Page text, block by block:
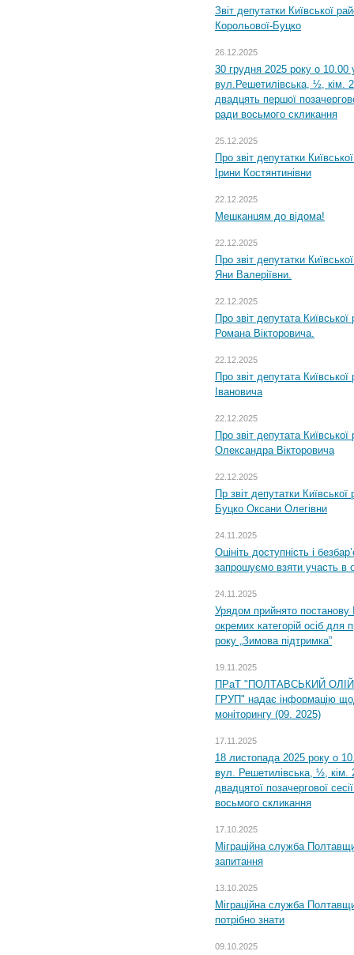
Звіт депутатки Київської
Корольової-Буцко
26.12.2025
30 грудня 2025 року о 10.00
вул.Решетилівська, ½, кім.
двадцять першої
ради восьмого скликання
25.12.2025
Про звіт депутатки
Ірини Костянтинівни
22.12.2025
Мешканцям до відома!
22.12.2025
Про звіт депутатки
Яни Валеріївни.
22.12.2025
Про звіт депутата
Романа Вікторовича.
22.12.2025
Про звіт депутата
Івановича
22.12.2025
Про звіт депутата
Олександра Вікторовича
22.12.2025
Пр звіт депутатки
Буцко Оксани Олегівни
24.11.2025
Оцініть доступність і
запрошуємо взяти участь в
24.11.2025
Урядом прийнято постанову
окремих категорій осіб для
року „Зимова підтримка”
19.11.2025
ПРаТ "ПОЛТАВСЬКИЙ
ГРУП" надає інформацію
моніторингу (09. 2025)
17.11.2025
18 листопада 2025 року о
вул. Решетилівська, ½, кім.
двадцятої позачергової
восьмого скликання
17.10.2025
Міграційна служба
запитання
13.10.2025
Міграційна служба
потрібно знати
09.10.2025